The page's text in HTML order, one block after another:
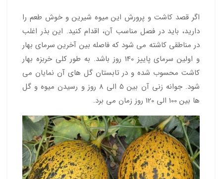
اگر قصد کاشت و پرورش این میوه شیرین و خوش طعم را
دارید، باید در فصل مناسب آن، اقدام کنید. این بذر اغلب
در مناطقی کاشته می شود که فاصله بین آخرین سرمای بهار
و اولین سرمای پاییز 140 روز باشد. به طور کلی خربزه بهار
کاشت محسوب شده و در تابستان گل های آن نمایان می
شود. جوانه زنی آن بین 5 الی 8 روز و رسیدن میوه و گل
ها بین 100 الی 120 روز زمان می برد.